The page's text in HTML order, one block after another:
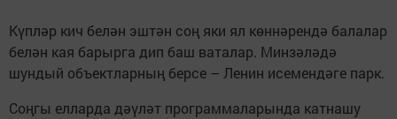
Күпләр кич белән эштән соң яки ял көннәрендә балалар
белән кая барырга дип баш ваталар. Минзәләдә
шундый объектларның берсе – Ленин исемендәге парк.
Соңгы елларда дәүләт программаларында катнашу